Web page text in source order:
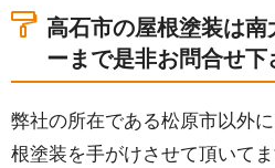
高石市の屋根塗装は南
ーまで是非お問合せ下
弊社の所在である松原市以外
根塗装を手がけさせて頂いてま